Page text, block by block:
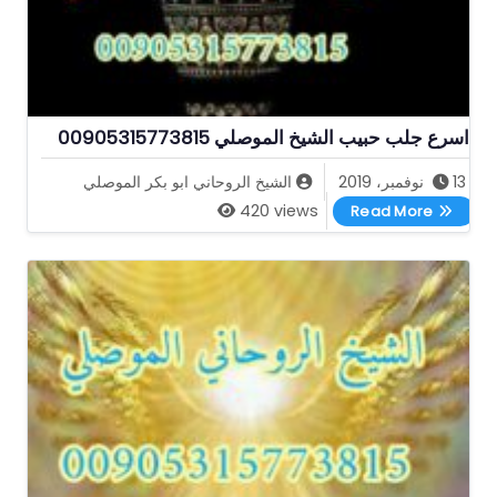
اسرع جلب حبيب الشيخ الموصلي 00905315773815
13 نوفمبر، 2019
الشيخ الروحاني ابو بكر الموصلي
420 views
Read More
اسرع جلب حبيب الشيخ الموصلي 00905315773815